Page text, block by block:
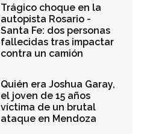
Trágico choque en la
autopista Rosario -
Santa Fe: dos personas
fallecidas tras impactar
contra un camión
Quién era Joshua Garay,
el joven de 15 años
víctima de un brutal
ataque en Mendoza